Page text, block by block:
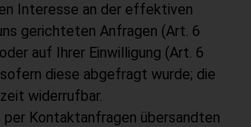
Interesse an der effektiven
gerichteten Anfragen (Art. 6
auf Ihrer Einwilligung (Art. 6
diese abgefragt wurde; die
widerrufbar.
per Kontaktanfragen übersandten